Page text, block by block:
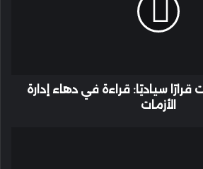
سياديًا: قراءة في دهاء إدارة
الأزمات